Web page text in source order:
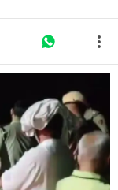
में बुधवार
सवार तीन
की गोलियों से
थी कि गोलियां
लिए करीब 50